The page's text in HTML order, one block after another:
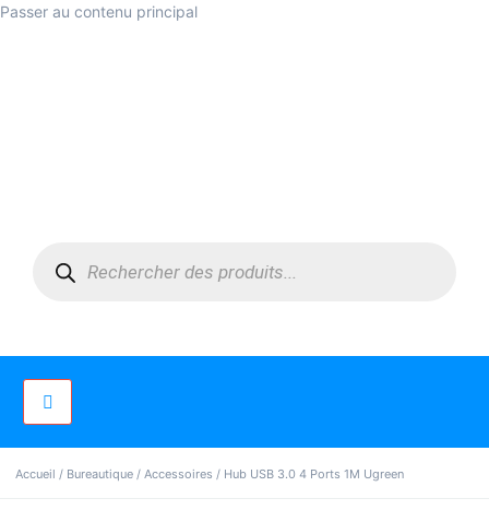
Passer au contenu principal
Accueil / Bureautique / Accessoires / Hub USB 3.0 4 Ports 1M Ugreen